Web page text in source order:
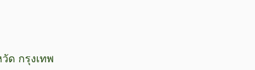
ด กรุงเทพ